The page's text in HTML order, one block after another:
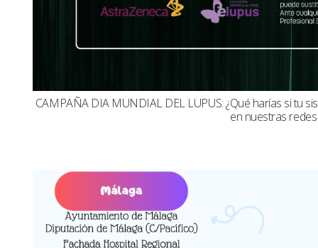
CAMPAÑA DIA MUNDIAL DEL LUPUS: ¿Qué harías si tu
en nuestras